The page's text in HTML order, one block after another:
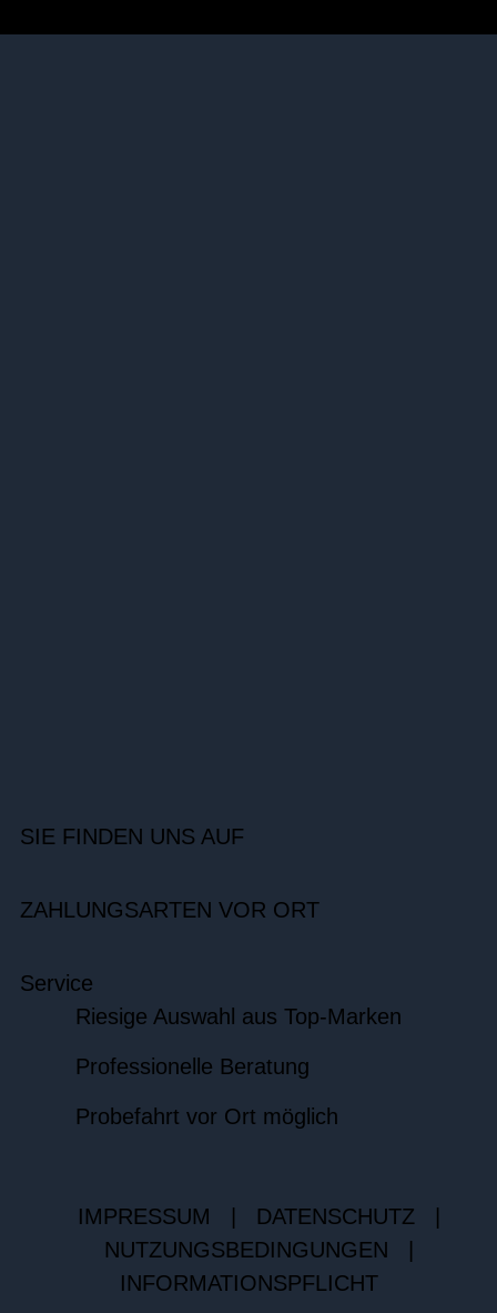
SIE FINDEN UNS AUF
ZAHLUNGSARTEN VOR ORT
Service
Riesige Auswahl aus Top-Marken
Professionelle Beratung
Probefahrt vor Ort möglich
IMPRESSUM DATENSCHUTZ
NUTZUNGSBEDINGUNGEN
INFORMATIONSPFLICHT